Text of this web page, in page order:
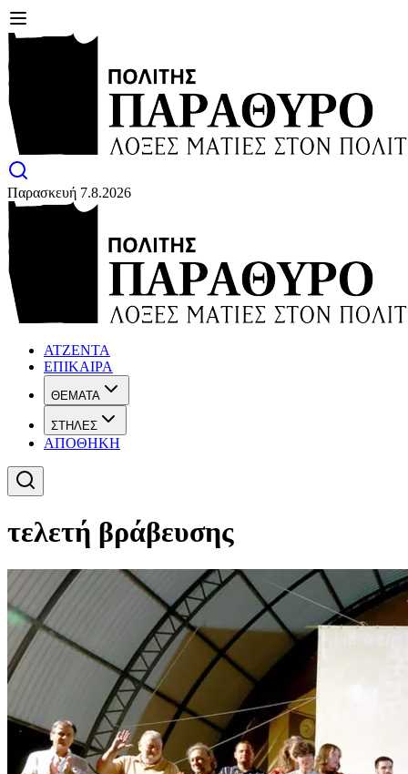
Παρασκευή 7.8.2026
ΑΤΖΕΝΤΑ
ΕΠΙΚΑΙΡΑ
ΘΕΜΑΤΑ
ΣΤΗΛΕΣ
ΑΠΟΘΗΚΗ
τελετή βράβευσης